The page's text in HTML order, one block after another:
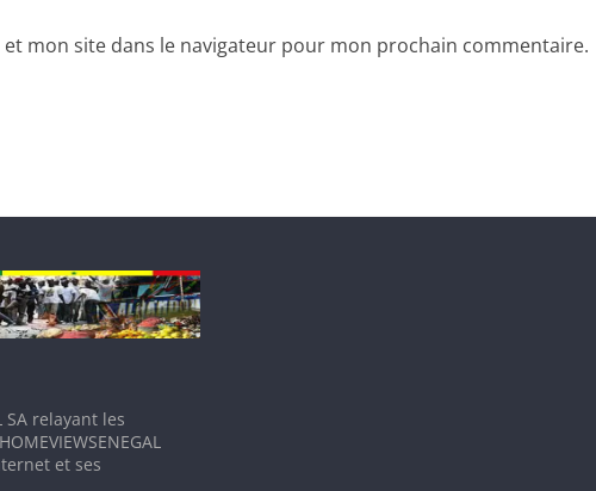
mon site dans le navigateur pour mon prochain commentaire.
SA relayant les
et ses